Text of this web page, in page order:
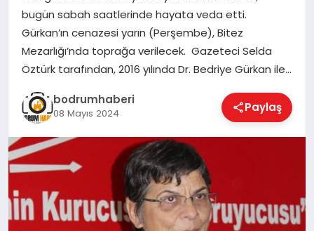
YAŞAM
SPOR
MUĞLA
☰
bugün sabah saatlerinde hayata veda etti.
Gürkan’ın cenazesi yarın (Perşembe), Bitez
Mezarlığı’nda toprağa verilecek. Gazeteci Selda
Öztürk tarafından, 2016 yılında Dr. Bedriye Gürkan ile…
bodrumhaberi
08 Mayıs 2024 Paylaş